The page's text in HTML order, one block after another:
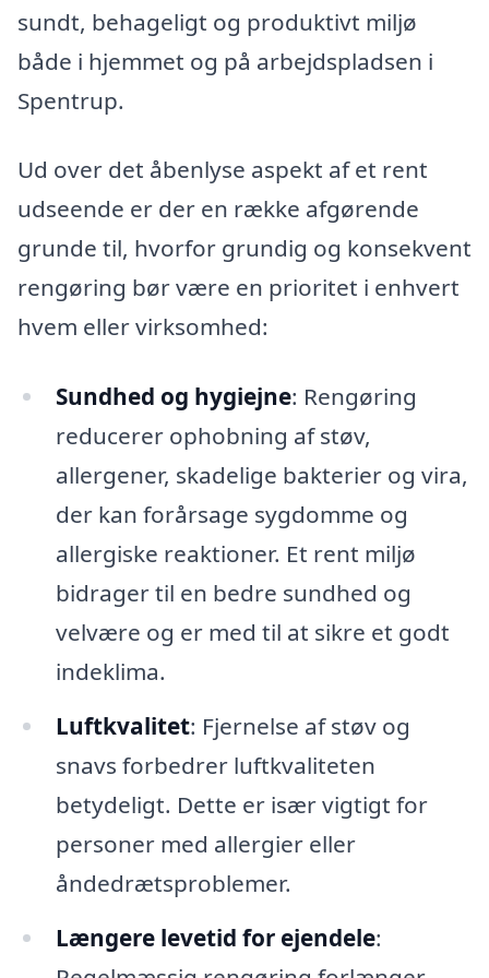
sundt, behageligt og produktivt miljø
både i hjemmet og på arbejdspladsen i
Spentrup.
Ud over det åbenlyse aspekt af et rent
udseende er der en række afgørende
grunde til, hvorfor grundig og konsekvent
rengøring bør være en prioritet i enhvert
hvem eller virksomhed:
Sundhed og hygiejne: Rengøring
reducerer ophobning af støv,
allergener, skadelige bakterier og vira,
der kan forårsage sygdomme og
allergiske reaktioner. Et rent miljø
bidrager til en bedre sundhed og
velvære og er med til at sikre et godt
indeklima.
Luftkvalitet: Fjernelse af støv og
snavs forbedrer luftkvaliteten
betydeligt. Dette er især vigtigt for
personer med allergier eller
åndedrætsproblemer.
Længere levetid for ejendele: